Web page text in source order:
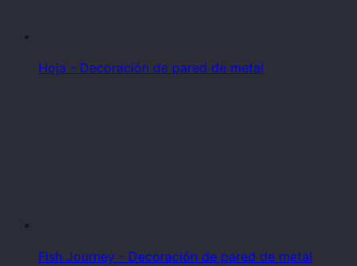
Hoja - Decoración de pared de metal
Fish Journey - Decoración de pared de metal